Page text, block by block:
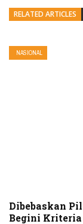
RELATED ARTICLES
NASIONAL
Dibebaskan
Begini